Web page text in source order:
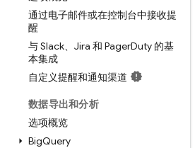
通过电子邮件或在控制台中接收提
醒
与 Slack、Jira 和 PagerDuty 的基
本集成
自定义提醒和通知渠道
数据导出和分析
选项概览
BigQuery